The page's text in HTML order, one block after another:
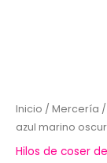
Inicio / Mercería /
azul marino
Hilos de coser